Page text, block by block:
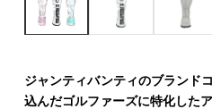
ジャンティバンティのブランド
込んだゴルファーズに特化した